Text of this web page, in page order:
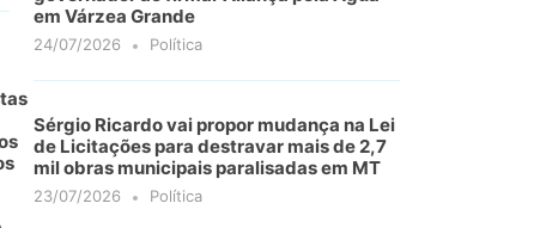
em Várzea Grande
24/07/2026 Política
Sérgio Ricardo vai propor mudança na Lei
de Licitações para destravar mais de 2,7
mil obras municipais paralisadas em MT
23/07/2026 Política